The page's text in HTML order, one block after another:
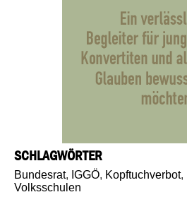
SCHLAGWÖRTER
Bundesrat, IGGÖ, Kopftuchverbot,
Volksschulen